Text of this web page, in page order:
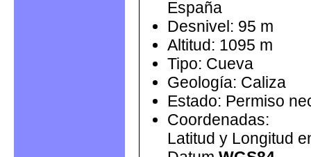
España
Desnivel: 95 m
Altitud: 1095 m
Tipo: Cueva
Geología: Caliza
Estado: Permiso
Coordenadas:
Latitud y Longitud